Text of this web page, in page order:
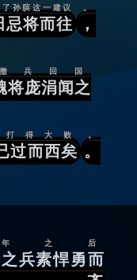
忌将而往
孙膑这一建议
，
。
将庞涓闻之
兵回国
过而西矣
得大败
。
。
兵素悍勇而
后